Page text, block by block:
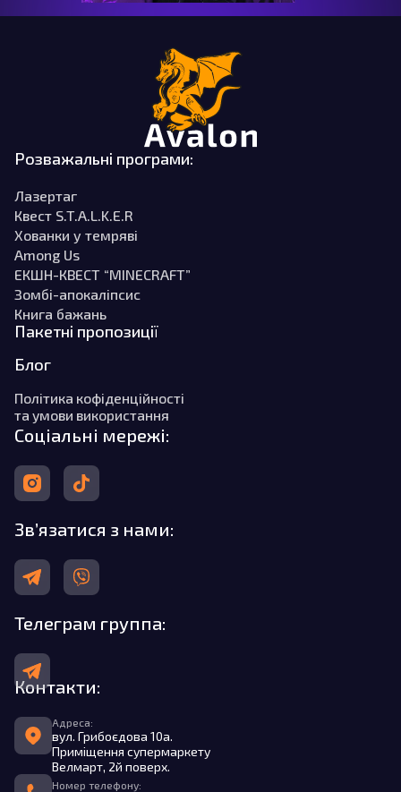
Розважальні програми:
Лазертаг
Квест S.T.A.L.K.E.R
Хованки у темряві
Among Us
ЕКШН-КВЕСТ “MINECRAFT”
Зомбі-апокаліпсис
Книга бажань
Пакетні пропозиції
Блог
Політика кофіденційності
та умови використання
Соціальні мережі:
Зв’язатися з нами:
Телеграм группа:
Контакти:
Адреса:
вул. Грибоєдова 10а.
Приміщення супермаркету
Велмарт, 2й поверх.
Номер телефону: